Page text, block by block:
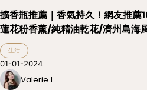
擴香瓶推薦｜香氣持久！網友推
蓮花粉香薰/純精油乾花/濟州島海
生活
01-01-2024
Valerie L.